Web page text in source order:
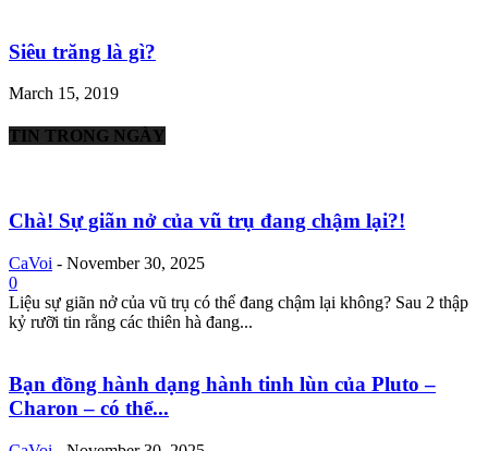
Siêu trăng là gì?
March 15, 2019
TIN TRONG NGÀY
Chà! Sự giãn nở của vũ trụ đang chậm lại?!
CaVoi - November 30, 2025
0
Liệu sự giãn nở của vũ trụ có thể đang chậm lại không? Sau 2 thập
kỷ rưỡi tin rằng các thiên hà đang...
Bạn đồng hành dạng hành tinh lùn của Pluto –
Charon – có thể...